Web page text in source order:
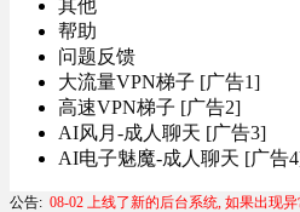
其他
帮助
问题反馈
大流量VPN梯子 [广告1]
高速VPN梯子 [广告2]
AI风月-成人聊天 [广告3]
AI电子魅魔-成人聊天 [广告
公告: 08-02 上线了新的后台系统, 如果出现